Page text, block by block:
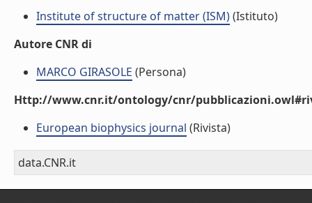
Institute of structure of matter (ISM)(Istituto)
Autore CNR di
MARCO GIRASOLE (Persona)
Http://www.cnr.it/ontology/cnr/
European biophysics journal (Rivista)
data.CNR.it